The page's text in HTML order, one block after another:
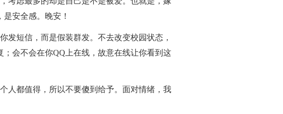
安全感。晚安！
短信，而是假装群发。不去改变校园状态，
会不会在你QQ上在线，故意在线让你看到这
都值得，所以不要傻到给予。面对情绪，我